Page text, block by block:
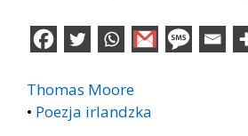
Thomas Moore
• Poezja irlandzka